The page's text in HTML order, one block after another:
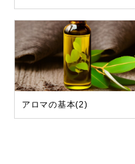
アロマの基本(2)